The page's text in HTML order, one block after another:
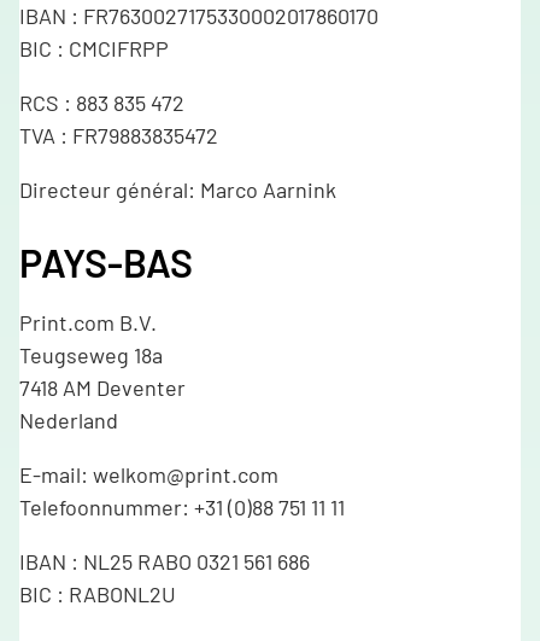
IBAN : FR7630027175330002017860170
BIC : CMCIFRPP
RCS : 883 835 472
TVA : FR79883835472
Directeur général: Marco Aarnink
PAYS-BAS
Print.com B.V.
Teugseweg 18a
7418 AM Deventer
Nederland
E-mail: welkom@print.com
Telefoonnummer: +31 (0)88 751 11 11
IBAN : NL25 RABO 0321 561 686
BIC : RABONL2U